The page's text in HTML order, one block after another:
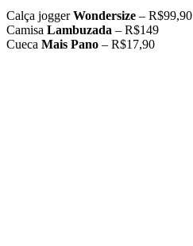
Calça joggerWondersize – R$99,90
Camisa Lambuzada – R$149
Cueca Mais Pano – R$17,90